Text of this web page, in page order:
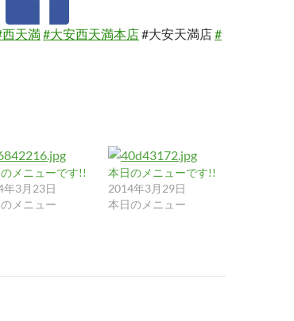
天満#大安西天満本店#大安天満店#
メニューです!!
年3月23日
メニュー
本日のメニューです!!
2014年3月29日
本日のメニュー